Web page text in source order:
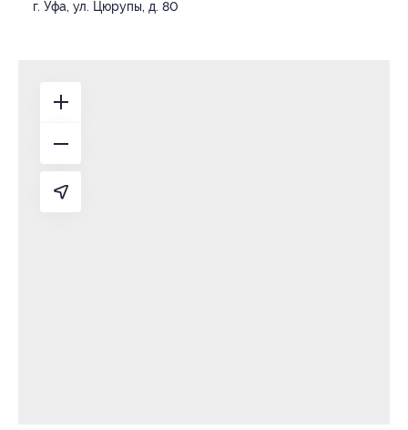
г. Уфа, ул. Цюрупы, д. 80